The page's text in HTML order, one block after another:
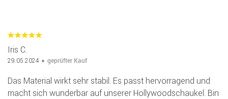
Iris C.
29.05.2024 geprüfter Kauf
Das Material wirkt sehr stabil. Es passt hervorragend und
macht sich wunderbar auf unserer Hollywoodschaukel. Bin